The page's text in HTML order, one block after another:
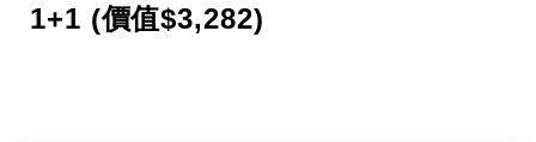
1+1 (價值$3,282)